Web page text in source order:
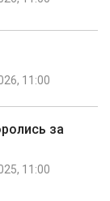
11:00
за
11:00